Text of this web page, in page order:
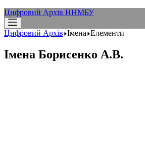
Цифровий Архів ННМБУ
Цифровий Архів Імена Елементи
Імена Борисенко А.В.